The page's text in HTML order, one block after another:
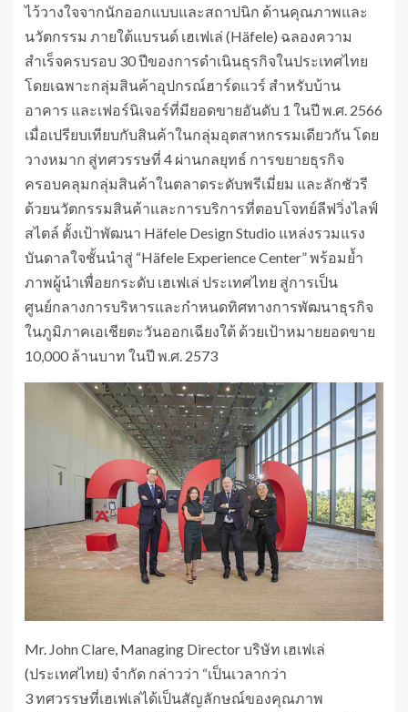
ไว้วางใจจากนักออกแบบและสถาปนิก ด้านคุณภาพและ
นวัตกรรม ภายใต้แบรนด์ เฮเฟเล่ (Häfele) ฉลองความ
สำเร็จครบรอบ 30 ปีของการดำเนินธุรกิจในประเทศไทย
โดยเฉพาะกลุ่มสินค้าอุปกรณ์ฮาร์ดแวร์ สำหรับบ้าน
อาคาร และเฟอร์นิเจอร์ที่มียอดขายอันดับ 1 ในปี พ.ศ. 2566
เมื่อเปรียบเทียบกับสินค้าในกลุ่มอุตสาหกรรมเดียวกัน โดย
วางหมาก สู่ทศวรรษที่ 4 ผ่านกลยุทธ์ การขยายธุรกิจ
ครอบคลุมกลุ่มสินค้าในตลาดระดับพรีเมี่ยม และลักชัวรี
ด้วยนวัตกรรมสินค้าและการบริการที่ตอบโจทย์ลีฟวิ่งไลฟ์
สไตล์ ตั้งเป้าพัฒนา Häfele Design Studio แหล่งรวมแรง
บันดาลใจชั้นนำสู่ “Häfele Experience Center” พร้อมย้ำ
ภาพผู้นำเพื่อยกระดับ เฮเฟเล่ ประเทศไทย สู่การเป็น
ศูนย์กลางการบริหารและกำหนดทิศทางการพัฒนาธุรกิจ
ในภูมิภาคเอเชียตะวันออกเฉียงใต้ ด้วยเป้าหมายยอดขาย
10,000 ล้านบาท ในปี พ.ศ. 2573
Mr. John Clare, Managing Director บริษัท เฮเฟเล่
(ประเทศไทย) จำกัด กล่าวว่า “เป็นเวลากว่า
3 ทศวรรษที่เฮเฟเล่ได้เป็นสัญลักษณ์ของคุณภาพ